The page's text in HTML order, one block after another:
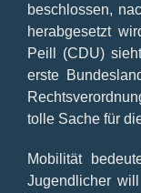
beschlossen,
herabgesetzt
Peill (CDU)
erste
tolle Sache für
Mobilität
Jugendlicher